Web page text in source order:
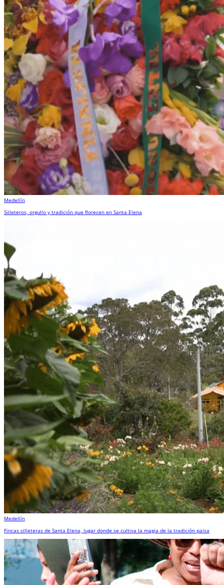
Medellín
Silleteros, orgullo y tradición que florecen en Santa Elena
Medellín
Fincas silleteras de Santa Elena, lugar donde se cultiva la magia de la tradición paisa